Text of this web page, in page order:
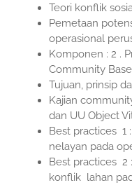
Teori konflik
Pemetaan
operasional
Komponen : 2 .
Community
Tujuan, prinsip
Kajian
dan UU Object
Best practices 1
nelayan pada
Best practices 2
konflik lahan